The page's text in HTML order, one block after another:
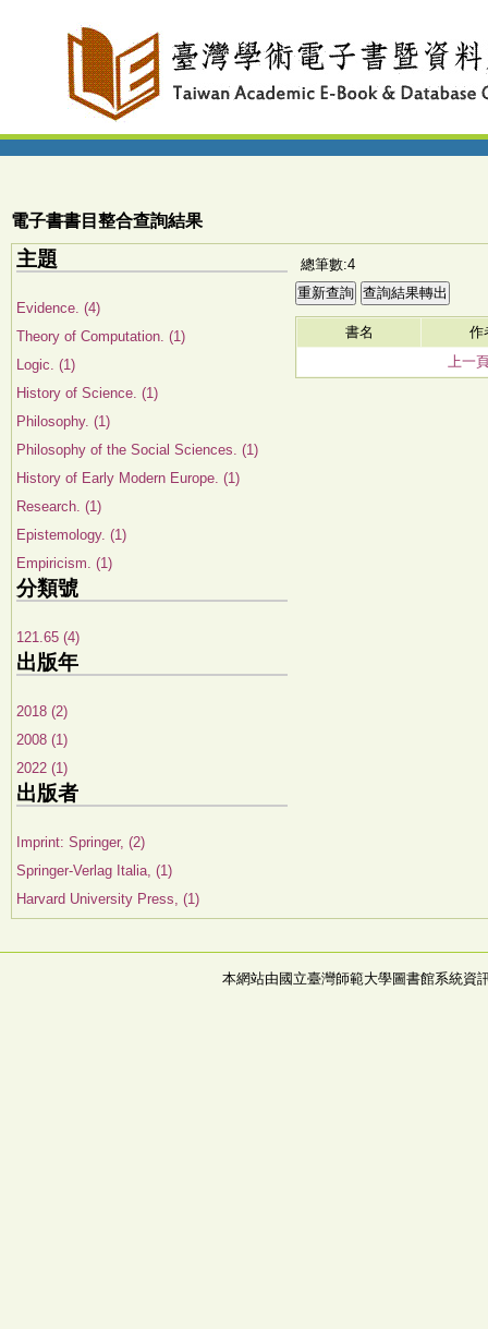
電子書書目整合查詢結果
主題
Evidence. (4)
Theory of Computation. (1)
Logic. (1)
History of Science. (1)
Philosophy. (1)
Philosophy of the Social Sciences. (1)
History of Early Modern Europe. (1)
Research. (1)
Epistemology. (1)
Empiricism. (1)
分類號
121.65 (4)
出版年
2018 (2)
2008 (1)
2022 (1)
出版者
Imprint: Springer, (2)
Springer-Verlag Italia, (1)
Harvard University Press, (1)
總筆數:4
書名
作
上一
本網站由國立臺灣師範大學圖書館系統資